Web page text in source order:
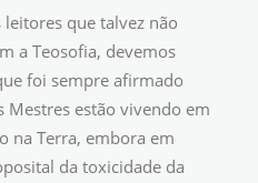
que talvez não
a Teosofia, devemos
foi sempre afirmado
Mestres estão vivendo em
na Terra, embora em
da toxicidade da